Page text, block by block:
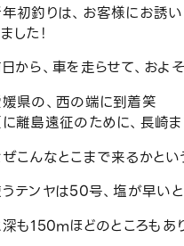
初釣りは、お客様にお誘
した！
から、車を走らせて、およ
県の、西の端に到着笑
離島遠征のために、長崎
こんなとこまで来るかと
テンヤは50号、塩が早
も150mほどのところもあ